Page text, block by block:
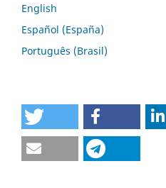
English
Español (España)
Português (Brasil)